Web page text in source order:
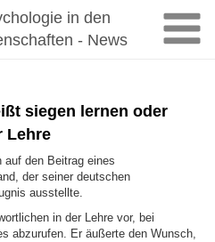
in den
- News
siegen lernen oder
Lehre
den Beitrag eines
der seiner deutschen
ausstellte.
in der Lehre vor, bei
abzurufen. Er äußerte den Wunsch,